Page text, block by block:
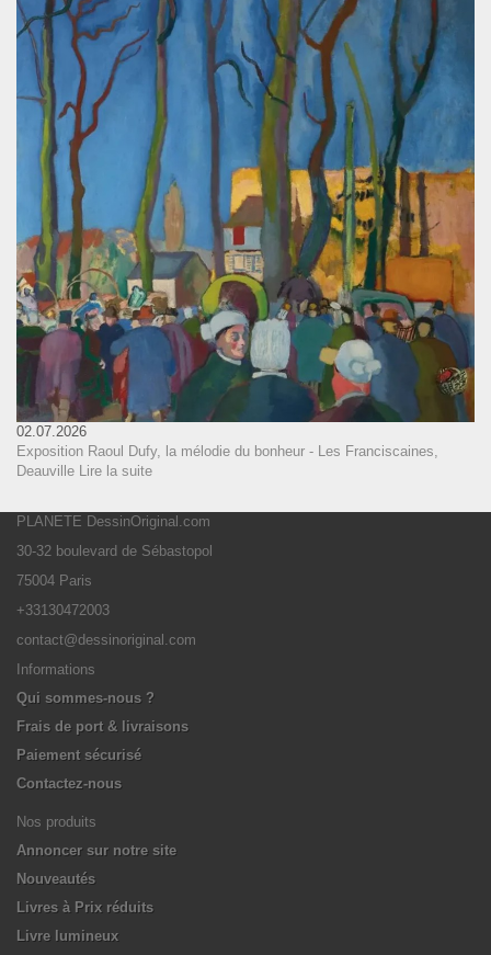
02.07.2026
Exposition Raoul Dufy, la mélodie du bonheur - Les Franciscaines,
Deauville
Lire la suite
PLANETE DessinOriginal.com
30-32 boulevard de Sébastopol
75004 Paris
+33130472003
contact@dessinoriginal.com
Informations
Qui sommes-nous ?
Frais de port & livraisons
Paiement sécurisé
Contactez-nous
Nos produits
Annoncer sur notre site
Nouveautés
Livres à Prix réduits
Livre lumineux